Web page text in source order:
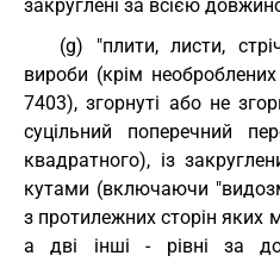
закруглені за всією
(g) "плити, листи,
вироби (крім необроблених
7403), згорнуті або не
суцільний поперечний
квадратного), із
кутами (включаючи
з протилежних сторін
а дві інші - рівні за